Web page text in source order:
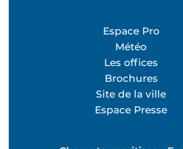
Espace Pro
Météo
Les offices
Brochures
Site de la ville
Espace Presse